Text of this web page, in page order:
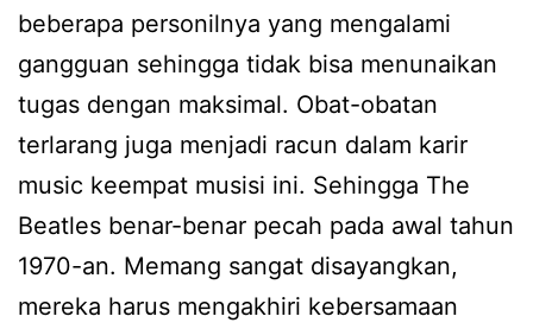
beberapa personilnya yang mengalami
gangguan sehingga tidak bisa menunaikan
tugas dengan maksimal. Obat-obatan
terlarang juga menjadi racun dalam karir
music keempat musisi ini. Sehingga The
Beatles benar-benar pecah pada awal tahun
1970-an. Memang sangat disayangkan,
mereka harus mengakhiri kebersamaan